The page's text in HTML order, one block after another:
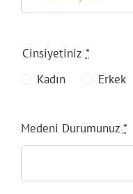
Cinsiyetiniz *
Kadın
Erkek
Medeni Durumunuz *